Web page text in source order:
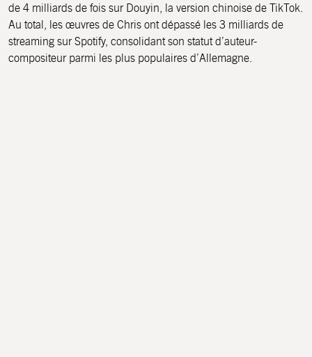
de 4 milliards de fois sur Douyin, la version chinoise de TikTok.
Au total, les œuvres de Chris ont dépassé les 3 milliards de
streaming sur Spotify, consolidant son statut d’auteur-
compositeur parmi les plus populaires d’Allemagne.